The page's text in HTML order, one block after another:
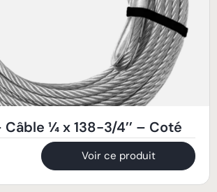
Câble ¼ x 138-3/4’’ – Coté
Voir ce produit